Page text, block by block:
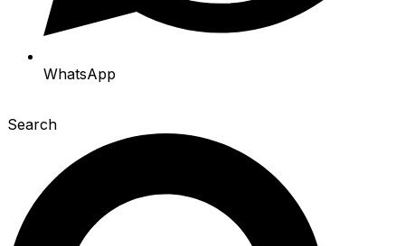
WhatsApp
Search